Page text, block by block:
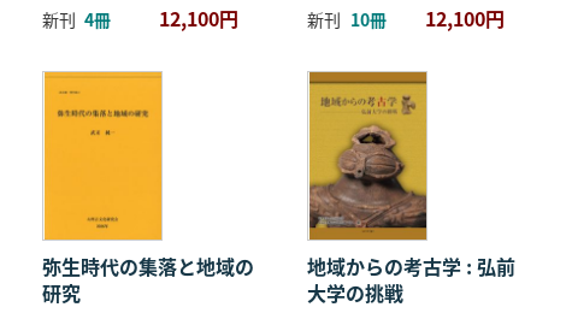
新刊 4冊 12,100円
新刊 10冊 12,100円
弥生時代の集落と地域の
研究
地域からの考古学 : 弘前
大学の挑戦